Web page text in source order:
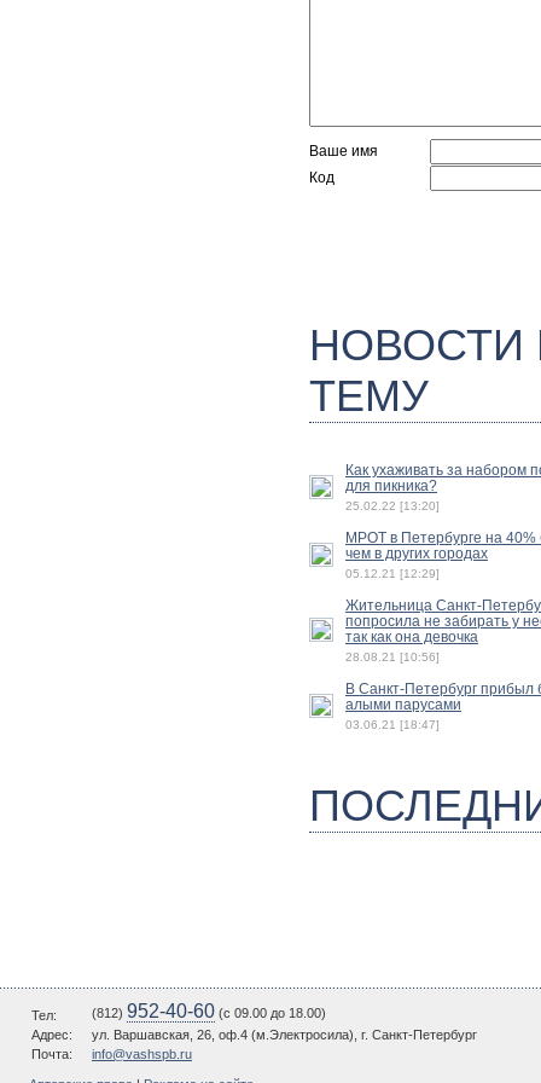
Ваше имя
Код
ТЕМУ
Как ухаживать за набором
для пикника?
25.02.22 [13:20]
МРОТ в Петербурге на 40%
чем в других городах
05.12.21 [12:29]
Жительница Санкт-
попросила не забирать у
так как она девочка
28.08.21 [10:56]
В Санкт-Петербург прибыл
алыми парусами
03.06.21 [18:47]
Тел: (812) 952-40-60 (c 09.00 до 18.00)
Адрес:
ул. Варшавская, 26, оф.4 (м.Электросила), г. Санкт-Петербург
Почта:
info@vashspb.ru